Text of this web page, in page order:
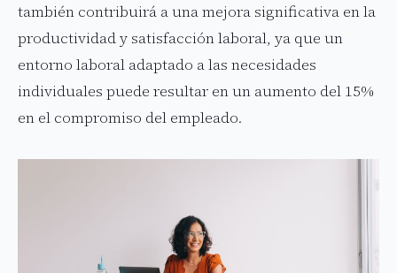
también contribuirá a una mejora significativa en la
productividad y satisfacción laboral, ya que un
entorno laboral adaptado a las necesidades
individuales puede resultar en un aumento del 15%
en el compromiso del empleado.